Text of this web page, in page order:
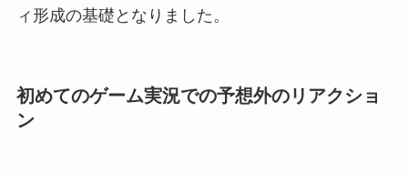
ィ形成の基礎となりました。
初めてのゲーム実況での予想外のリアクショ
ン